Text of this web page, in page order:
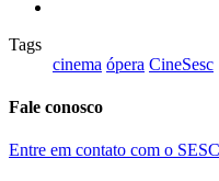
Tags
cinema ópera CineSesc
Fale conosco
Entre em contato com o SESC